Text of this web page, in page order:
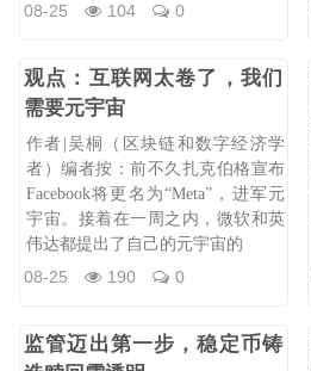
08-25 104 0
观点：互联网太卷了，我们
需要元宇宙
作者|吴桐（区块链和数字经济学
者）编者按：前不久扎克伯格宣布
Facebook将更名为“Meta”，进军元
宇宙。接着在一周之内，微软和英
伟达都提出了自己的元宇宙的
08-25 190 0
监管迈出第一步，稳定币铸